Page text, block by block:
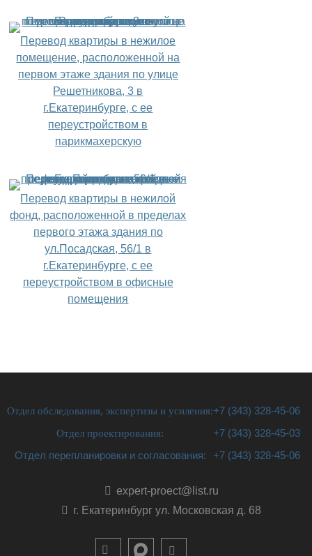
Перевод квартиры в нежилое
помещение, расположенной на
первом этаже здания по улице
Решетникова, 3 в
г.Екатеринбурге, с ее
переустройством в
парикмахерскую
Перевод квартиры в нежилой
фонд, расположенной в пределах
первого этажа здания по
ул.Посадская, 56/1 в
г.Екатеринбурге, с ее
переустройством в офисные
помещения
Отдел обследования, экспертизы и усиления:+7 (343) 328-45-06
Отдел проектирования:
+7 (343) 328-45-03
Отдел перепланировки и согласования:
+7 (343) 328-45-06
expert-proect@list.ru
г. Екатеринбург ул. Московская д. 68